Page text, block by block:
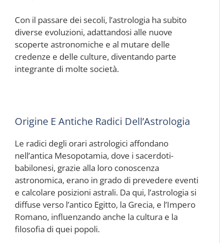
Con il passare dei secoli, l’astrologia ha subito
diverse evoluzioni, adattandosi alle nuove
scoperte astronomiche e al mutare delle
credenze e delle culture, diventando parte
integrante di molte società.
Origine E Antiche Radici Dell’Astrologia
Le radici degli orari astrologici affondano
nell’antica Mesopotamia, dove i sacerdoti-
babilonesi, grazie alla loro conoscenza
astronomica, erano in grado di prevedere eventi
e calcolare posizioni astrali. Da qui, l’astrologia si
diffuse verso l’antico Egitto, la Grecia, e l’Impero
Romano, influenzando anche la cultura e la
filosofia di quei popoli.